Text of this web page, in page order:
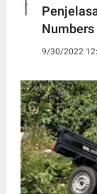
Numbers
9/30/2022